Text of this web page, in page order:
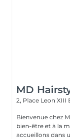
MD
2, Place Leon XIII
Bienvenue chez
bien-être et à la mise
accueillons dans